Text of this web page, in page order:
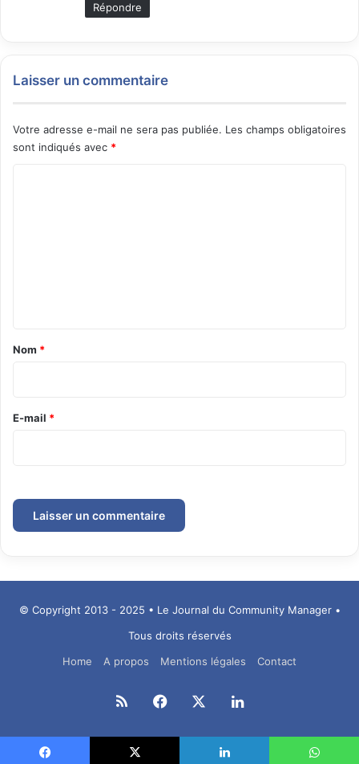
Répondre
Laisser un commentaire
Votre adresse e-mail ne sera pas publiée. Les champs obligatoires
sont indiqués avec *
a
e
Nom *
E-mail *
© Copyright 2013 - 2025 • Le Journal du Community Manager •
Tous droits réservés
Home
A propos Mentions légales Contact
RSS Facebook Linkedin